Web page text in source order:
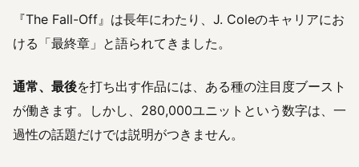
『The Fall-Off』は長年にわたり、J. Coleのキャリアにお
ける「最終章」と語られてきました。
通常、最後を打ち出す作品には、ある種の注目度ブースト
が働きます。しかし、280,000ユニットという数字は、一
過性の話題だけでは説明がつきません。